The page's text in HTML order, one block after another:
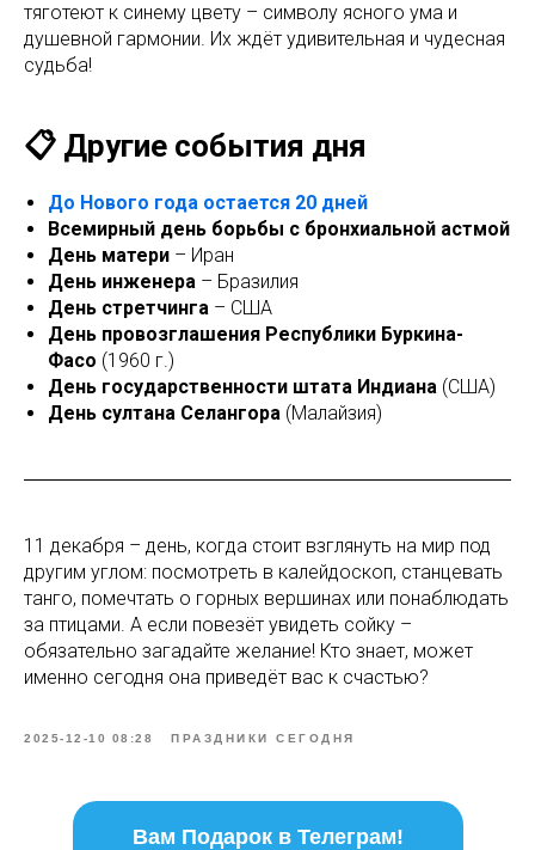
тяготеют к синему цвету – символу ясного ума и
душевной гармонии. Их ждёт удивительная и чудесная
судьба!
📋 Другие события дня
До Нового года остается 20 дней
Всемирный день борьбы с бронхиальной астмой
День матери – Иран
День инженера – Бразилия
День стретчинга – США
День провозглашения Республики Буркина-
Фасо (1960 г.)
День государственности штата Индиана (США)
День султана Селангора (Малайзия)
11 декабря – день, когда стоит взглянуть на мир под
другим углом: посмотреть в калейдоскоп, станцевать
танго, помечтать о горных вершинах или понаблюдать
за птицами. А если повезёт увидеть сойку –
обязательно загадайте желание! Кто знает, может
именно сегодня она приведёт вас к счастью?
2025-12-10 08:28 ПРАЗДНИКИ СЕГОДНЯ
Вам Подарок в Телеграм!